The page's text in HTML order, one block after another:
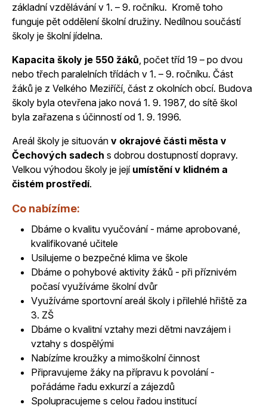
základní vzdělávání v 1. – 9. ročníku. Kromě toho
funguje pět oddělení školní družiny. Nedílnou součástí
školy je školní jídelna.
Kapacita školy je 550 žáků, počet tříd 19 – po dvou
nebo třech paralelních třídách v 1. – 9. ročníku. Část
žáků je z Velkého Meziříčí, část z okolních obcí. Budova
školy byla otevřena jako nová 1. 9. 1987, do sítě škol
byla zařazena s účinností od 1. 9. 1996.
Areál školy je situován v okrajové části města v
Čechových sadech s dobrou dostupností dopravy.
Velkou výhodou školy je její umístění v klidném a
čistém prostředí.
Co nabízíme:
Dbáme o kvalitu vyučování - máme aprobované,
kvalifikované učitele
Usilujeme o bezpečné klima ve škole
Dbáme o pohybové aktivity žáků - při příznivém
počasí využíváme školní dvůr
Využíváme sportovní areál školy i přilehlé hřiště za
3. ZŠ
Dbáme o kvalitní vztahy mezi dětmi navzájem i
vztahy s dospělými
Nabízíme kroužky a mimoškolní činnost
Připravujeme žáky na přípravu k povolání -
pořádáme řadu exkurzí a zájezdů
Spolupracujeme s celou řadou institucí